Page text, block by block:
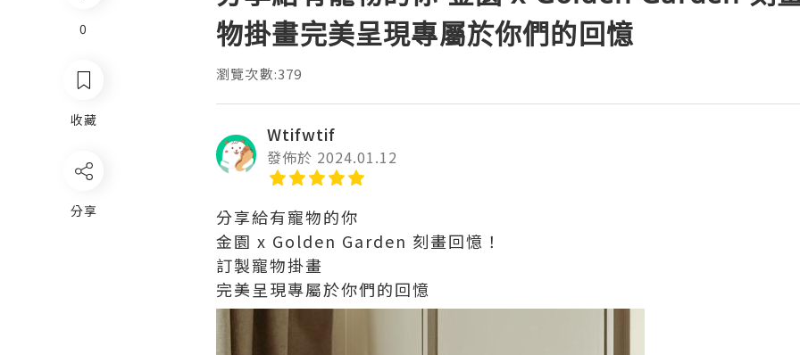
0
收藏
分享
物掛畫完美呈現專屬於你們的回憶
瀏覽次數:379
Wtifwtif
發佈於 2024.01.12
分享給有寵物的你
金園 x Golden Garden 刻畫回憶！
訂製寵物掛畫
完美呈現專屬於你們的回憶